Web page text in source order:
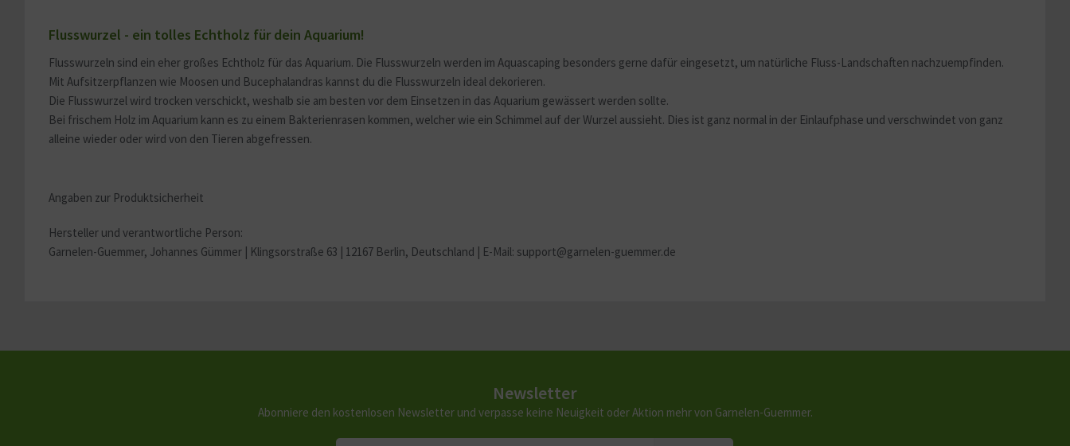
Flusswurzel - ein tolles Echtholz für dein Aquarium!
Flusswurzeln sind ein eher großes Echtholz für das Aquarium. Die Flusswurzeln werden im Aquascaping besonders gerne dafür eingesetzt, um natürliche Fluss-Landschaften nachzuempfinden.
Mit Aufsitzerpflanzen wie Moosen und Bucephalandras kannst du die Flusswurzeln ideal dekorieren.
Die Flusswurzel wird trocken verschickt, weshalb sie am besten vor dem Einsetzen in das Aquarium gewässert werden sollte.
Bei frischem Holz im Aquarium kann es zu einem Bakterienrasen kommen, welcher wie ein Schimmel auf der Wurzel aussieht. Dies ist ganz normal in der Einlaufphase und verschwindet von ganz
alleine wieder oder wird von den Tieren abgefressen.
Angaben zur Produktsicherheit
Hersteller und verantwortliche Person:
Garnelen-Guemmer, Johannes Gümmer | Klingsorstraße 63 | 12167 Berlin, Deutschland | E-Mail: support@garnelen-guemmer.de
Newsletter
Abonniere den kostenlosen Newsletter und verpasse keine Neuigkeit oder Aktion mehr von Garnelen-Guemmer.
Sonstige